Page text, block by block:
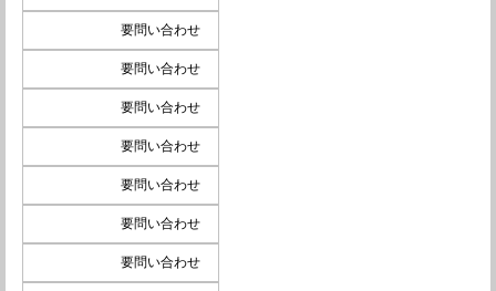
要問い合わせ
要問い合わせ
要問い合わせ
要問い合わせ
要問い合わせ
要問い合わせ
要問い合わせ